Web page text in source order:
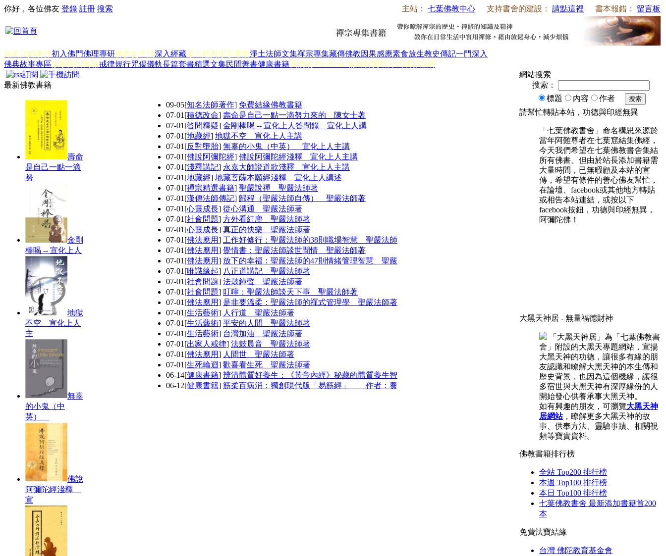
主站： 七葉佛教中心 支持書舍的建設： 請點這裡 書本報錯： 留言板
你好，各位佛友 登錄 註冊 搜索
知名法師著作初入佛門佛理專研佛教徒生活深入經藏淨土經典淨宗專集淨土法師文集禪宗專集藏傳佛教因果感應素食放生教史傳記一門深入
佛典故事專區故事寓言書籍戒律規行咒偈儀軌長篇套書精選文集民間善書健康書籍我們的 Facebook 粉絲群贊助方式戒邪淫網
最新佛教書籍
壽命
是自己一點一滴
努
金剛
棒喝 -- 宣化上人
地獄
不空 宣化上人
主
無辜
的小鬼（中
英）
佛說
阿彌陀經淺釋
宣
09-05[知名法師著作] 免費結緣佛教書籍
07-01 [積德改命] 壽命是自己一點一滴努力來的 陳女士著
07-01 [答問釋疑] 金剛棒喝 -- 宣化上人答問錄 宣化上人講
07-01 [地藏經] 地獄不空 宣化上人主講
07-01 [反對墮胎] 無辜的小鬼（中英） 宣化上人主講
07-01 [佛說阿彌陀經] 佛說阿彌陀經淺釋 宣化上人主講
07-01 [淺釋講記] 永嘉大師證道歌淺釋 宣化上人主講
07-01 [地藏經] 地藏菩薩本願經淺釋 宣化上人講述
07-01 [禪宗精選書籍] 聖嚴說禪 聖嚴法師著
07-01 [漢傳法師傳記] 歸程（聖嚴法師自傳） 聖嚴法師著
07-01 [心靈成長] 從心溝通 聖嚴法師著
07-01 [社會問題] 方外看紅塵 聖嚴法師著
07-01 [心靈成長] 真正的快樂 聖嚴法師著
07-01 [佛法應用] 工作好修行：聖嚴法師的38則職場智慧 聖嚴法師
07-01 [佛法應用] 覺情書：聖嚴法師談世間情 聖嚴法師著
07-01 [佛法應用] 放下的幸福：聖嚴法師的47則情緒管理智慧 聖嚴
07-01 [唯識緣起] 八正道講記 聖嚴法師著
07-01 [社會問題] 法鼓鐘聲 聖嚴法師著
07-01 [社會問題] 叮嚀：聖嚴法師談天下事 聖嚴法師著
07-01 [佛法應用] 是非要溫柔：聖嚴法師的禪式管理學 聖嚴法師著
07-01 [生活藝術] 人行道 聖嚴法師著
07-01 [生活藝術] 平安的人間 聖嚴法師著
07-01 [生活藝術] 台灣加油 聖嚴法師著
07-01 [出家人戒律] 法鼓晨音 聖嚴法師著
07-01 [佛法應用] 人間世 聖嚴法師著
07-01 [生死輪迴] 歡喜看生死 聖嚴法師著
06-14[健康書籍] 辨清體質好養生：《黃帝內經》秘藏的體質養生智
06-12[健康書籍] 筋柔百病消：獨創現代版「易筋經」 作者：養
網站搜索
搜索：
標題
內容 作者 搜索
請幫忙轉貼本站，功德與印經無異
「七葉佛教書舍」命名構思來源於
當年阿難尊者在七葉窟結集佛經，
今天我們希望在七葉佛教書舍集結
所有佛書。但由於站長添加書籍需
大量時間，已無暇顧及本站的宣
傳，希望有條件的善心佛友幫忙，
在論壇、facebook或其他地方轉貼
或相告本站連結，或按以下
facebook按鈕，功德與印經無異，
阿彌陀佛！
大黑天神居 - 無量福德財神
「大黑天神居」為「七葉佛教書
舍」附設的大黑天專題網站，宣揚
大黑天神的功德，讓很多有緣的朋
友認識和瞭解大黑天神的本生傳和
歷史背景，也因為這個機緣，讓很
多宿世與大黑天神有深厚緣份的人
開始發心供養承事大黑天神。
如有興趣的朋友，可瀏覽大黑天神
居網站，瞭解更多大黑天神的故
事、供奉方法、靈驗事蹟、相關視
頻等寶貴資料。
佛教書籍排行榜
全站 Top200 排行榜
本週 Top100 排行榜
本日 Top100 排行榜
七葉佛教書舍 最新添加書籍首200
本
免費法寶結緣
台灣 佛陀教育基金會